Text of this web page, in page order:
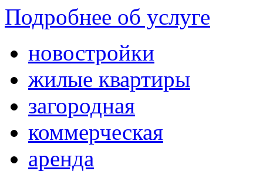
Подробнее об услуге
новостройки
жилые квартиры
загородная
коммерческая
аренда